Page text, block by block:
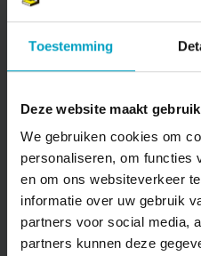
Toestemming
Deze website maakt
We gebruiken cookies om
personaliseren, om functies
en om ons websiteverkeer
informatie over uw gebruik
partners voor social media,
partners kunnen deze
Bijna alles
Inmiddels is zo’n tachtig
verkocht. Er zijn nog
beschikbaar (vanaf
koopappartementen
Venloseweg. De nog
variëren in grootte van 81
of twee slaapkamers en
buitenruimte, berging en
patiowoningen, die